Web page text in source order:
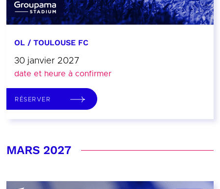
OL / TOULOUSE FC
30 janvier 2027
date et heure à confirmer
RÉSERVER
MARS 2027